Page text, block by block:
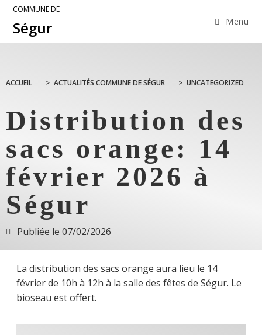
COMMUNE DE
Ségur Menu
ACCUEIL > ACTUALITÉS COMMUNE DE SÉGUR > UNCATEGORIZED
Distribution des
sacs orange: 14
février 2026 à
Ségur
Publiée le 07/02/2026
La distribution des sacs orange aura lieu le 14
février de 10h à 12h à la salle des fêtes de Ségur. Le
bioseau est offert.